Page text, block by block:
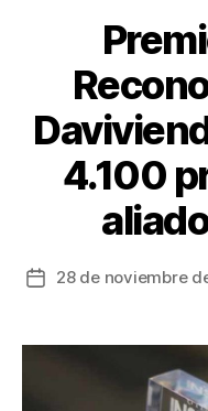
4.100
Fecha
entrada
28 de noviembre